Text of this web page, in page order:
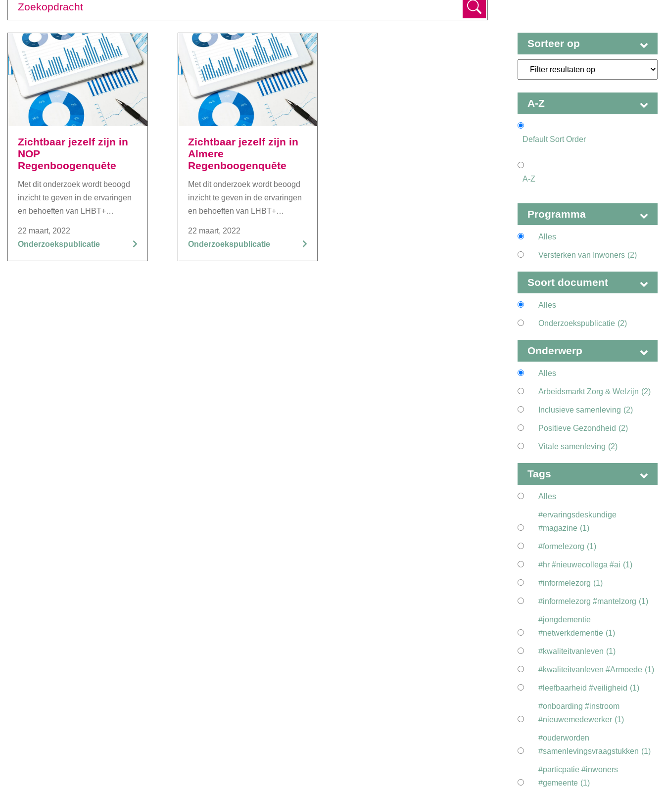
Zichtbaar jezelf zijn in
NOP
Regenboogenquête
Met dit onderzoek wordt beoogd
inzicht te geven in de ervaringen
en behoeften van LHBT+
Noordoostpolder voor gemeente,
22 maart, 2022
Onderzoekspublicatie
Zichtbaar jezelf zijn in
Almere
Regenboogenquête
Met dit onderzoek wordt beoogd
inzicht te geven in de ervaringen
en behoeften van LHBT+
Almere voor gemeente, politie en
22 maart, 2022
Onderzoekspublicatie
Sorteer op
Filter resultaten op
A-Z
Default Sort Order
A-Z
Programma
Alles
Versterken van Inwoners (2)
Soort document
Alles
Onderzoekspublicatie (2)
Onderwerp
Alles
Arbeidsmarkt Zorg & Welzijn (2)
Inclusieve samenleving (2)
Positieve Gezondheid (2)
Vitale samenleving (2)
Tags
Alles
#ervaringsdeskundige
#magazine (1)
#formelezorg (1)
#hr #nieuwecollega #ai (1)
#informelezorg (1)
#informelezorg #mantelzorg (1)
#jongdementie
#netwerkdementie (1)
#kwaliteitvanleven (1)
#kwaliteitvanleven #Armoede (1)
#leefbaarheid #veiligheid (1)
#onboarding #instroom
#nieuwemedewerker (1)
#ouderworden
#samenlevingsvraagstukken (1)
#particpatie #inwoners
#gemeente (1)